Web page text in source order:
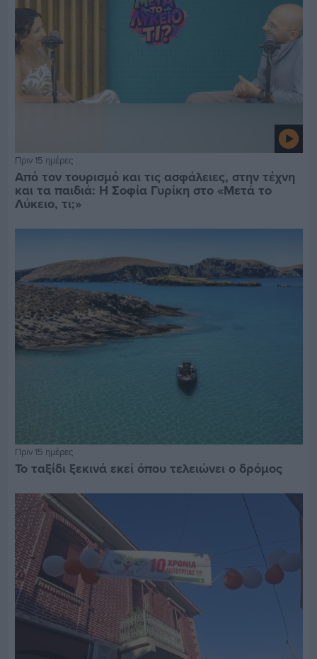
Πριν 15 ημέρες
Από τον τουρισμό και τις ασφάλειες, στην τέχνη
και τα παιδιά: Η Σοφία Γυρίκη στο «Μετά το
Λύκειο, τι;»
Πριν 15 ημέρες
Το ταξίδι ξεκινά εκεί όπου τελειώνει ο δρόμος